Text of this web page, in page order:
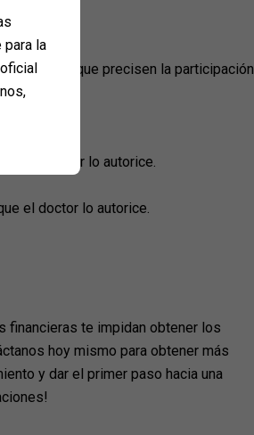
que precisen la participación
el doctor lo autorice.
el doctor lo autorice.
financieras te impidan obtener los
hoy mismo para obtener más
y dar el primer paso hacia una
para la